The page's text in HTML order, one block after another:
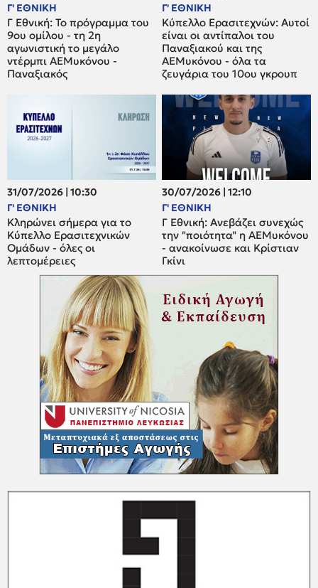
Γ' ΕΘΝΙΚΗ
Γ Εθνική: Το πρόγραμμα του
9ου ομίλου - τη 2η
αγωνιστική το μεγάλο
ντέρμπι ΑΕΜυκόνου -
Παναξιακός
Γ' ΕΘΝΙΚΗ
Κύπελλο Ερασιτεχνών: Αυτοί
είναι οι αντίπαλοι του
Παναξιακού και της
ΑΕΜυκόνου - όλα τα
ζευγάρια του 10ου γκρουπ
31/07/2026 | 10:30
Γ' ΕΘΝΙΚΗ
Κληρώνει σήμερα για το
Κύπελλο Ερασιτεχνικών
Ομάδων - όλες οι
λεπτομέρειες
30/07/2026 | 12:10
Γ' ΕΘΝΙΚΗ
Γ Εθνική: Ανεβάζει συνεχώς
την "ποιότητα" η ΑΕΜυκόνου
- ανακοίνωσε και Κρίστιαν
Γκίνι